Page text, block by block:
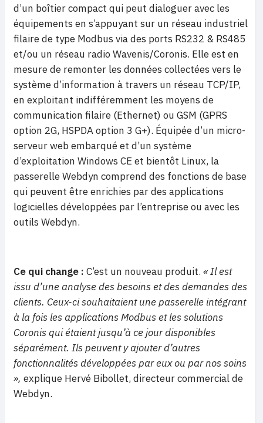
d’un boîtier compact qui peut dialoguer avec les
équipements en s’appuyant sur un réseau industriel
filaire de type Modbus via des ports RS232 & RS485
et/ou un réseau radio Wavenis/Coronis. Elle est en
mesure de remonter les données collectées vers le
système d’information à travers un réseau TCP/IP,
en exploitant indifféremment les moyens de
communication filaire (Ethernet) ou GSM (GPRS
option 2G, HSPDA option 3 G+). Équipée d’un micro-
serveur web embarqué et d’un système
d’exploitation Windows CE et bientôt Linux, la
passerelle Webdyn comprend des fonctions de base
qui peuvent être enrichies par des applications
logicielles développées par l’entreprise ou avec les
outils Webdyn.
Ce qui change : C’est un nouveau produit. « Il est
issu d’une analyse des besoins et des demandes des
clients. Ceux-ci souhaitaient une passerelle intégrant
à la fois les applications Modbus et les solutions
Coronis qui étaient jusqu’à ce jour disponibles
séparément. Ils peuvent y ajouter d’autres
fonctionnalités développées par eux ou par nos soins
», explique Hervé Bibollet, directeur commercial de
Webdyn.